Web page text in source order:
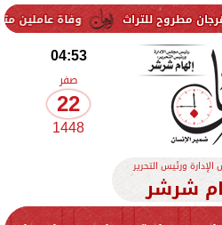
وفاة عاملين متأثرين بإصابتهما
04:53
صفر
22
1448
ورئيس التحرير
شرشر